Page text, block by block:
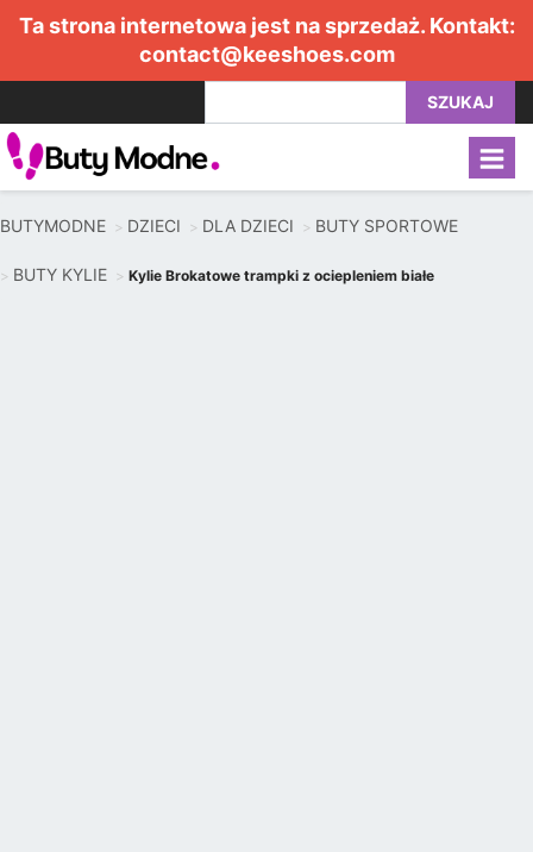
Ta strona internetowa jest na sprzedaż. Kontakt:
contact@keeshoes.com
SZUKAJ
BUTYMODNE DZIECI DLA DZIECI BUTY SPORTOWE
BUTY KYLIE Kylie Brokatowe trampki z ociepleniem białe